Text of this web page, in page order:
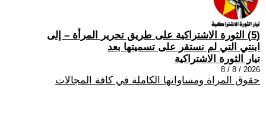
(5) الثورة الاشتراكية على طريق تحرير المرأة – إلى
ابنتي التي لم نستقر على تسميتها بعد
تيار الثورة الاشتراكية
2026 / 8 / 8
حقوق المراة ومساواتها الكاملة في كافة المجالات